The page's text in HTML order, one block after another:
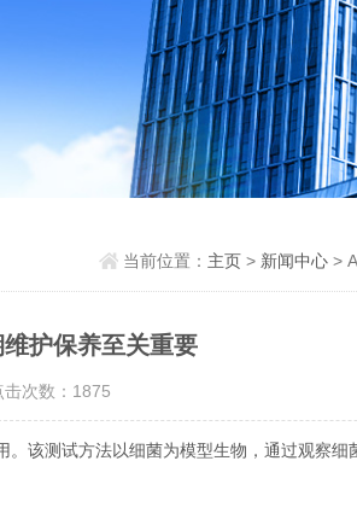
当前位置： 主页 > 新闻中心 >
护保养至关重要
次数：1875
测试方法以细菌为模型生物，通过观察细